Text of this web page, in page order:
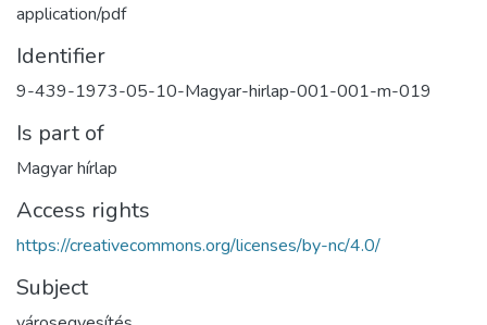
application/pdf
Identifier
9-439-1973-05-10-Magyar-hirlap-001-001-m-019
Is part of
Magyar hírlap
Access rights
https://creativecommons.org/licenses/by-nc/4.0/
Subject